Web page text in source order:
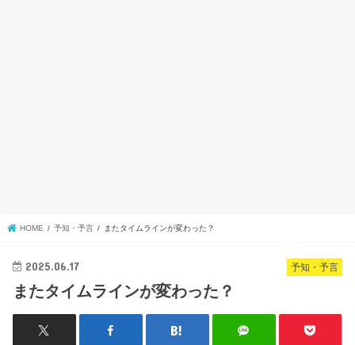
HOME 予知・予言 またタイムラインが変わった？
予知・予言
2025.06.17
またタイムラインが変わった？